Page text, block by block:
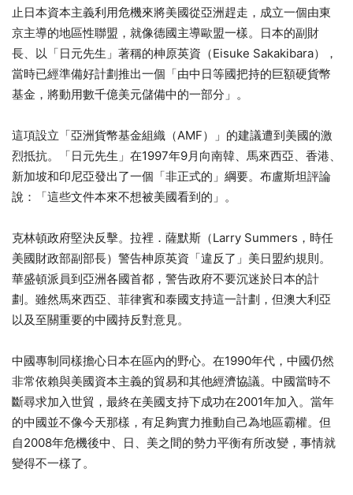
止日本資本主義利用危機來將美國從亞洲趕走，成立一個由東
京主導的地區性聯盟，就像德國主導歐盟一樣。日本的副財
長、以「日元先生」著稱的柛原英資（Eisuke Sakakibara），
當時已經準備好計劃推出一個「由中日等國把持的巨額硬貨幣
基金，將動用數千億美元儲備中的一部分」。
這項設立「亞洲貨幣基金組織（AMF）」的建議遭到美國的激
烈抵抗。「日元先生」在1997年9月向南韓、馬來西亞、香港、
新加坡和印尼亞發出了一個「非正式的」綱要。布盧斯坦評論
說：「這些文件本來不想被美國看到的」。
克林頓政府堅決反擊。拉裡．薩默斯（Larry Summers，時任
美國財政部副部長）警告柛原英資「違反了」美日盟約規則。
華盛頓派員到亞洲各國首都，警告政府不要沉迷於日本的計
劃。雖然馬來西亞、菲律賓和泰國支持這一計劃，但澳大利亞
以及至關重要的中國持反對意見。
中國專制同樣擔心日本在區內的野心。在1990年代，中國仍然
非常依賴與美國資本主義的貿易和其他經濟協議。中國當時不
斷尋求加入世貿，最終在美國支持下成功在2001年加入。當年
的中國並不像今天那樣，有足夠實力推動自己為地區霸權。但
自2008年危機後中、日、美之間的勢力平衡有所改變，事情就
變得不一樣了。